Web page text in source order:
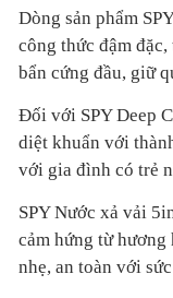
Dòng sản phẩm
công thức đậm
bẩn cứng đầu, giữ
Đối với SPY Deep
diệt khuẩn với
với gia đình có trẻ
SPY Nước xả vải
cảm hứng từ
nhẹ, an toàn với